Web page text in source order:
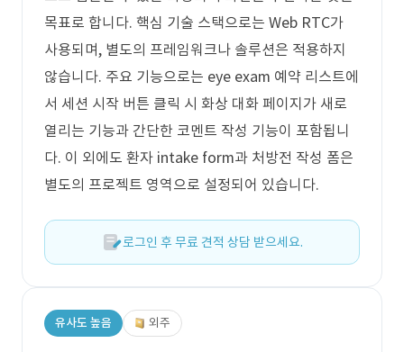
목표로 합니다. 핵심 기술 스택으로는 Web RTC가
사용되며, 별도의 프레임워크나 솔루션은 적용하지
않습니다. 주요 기능으로는 eye exam 예약 리스트에
서 세션 시작 버튼 클릭 시 화상 대화 페이지가 새로
열리는 기능과 간단한 코멘트 작성 기능이 포함됩니
다. 이 외에도 환자 intake form과 처방전 작성 폼은
별도의 프로젝트 영역으로 설정되어 있습니다.
로그인 후 무료 견적 상담 받으세요.
유사도 높음 외주